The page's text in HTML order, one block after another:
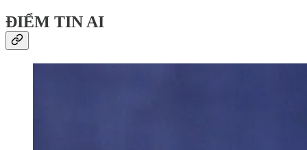
ĐIỂM TIN AI